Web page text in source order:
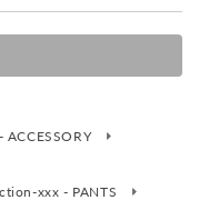
xxx - PANTS